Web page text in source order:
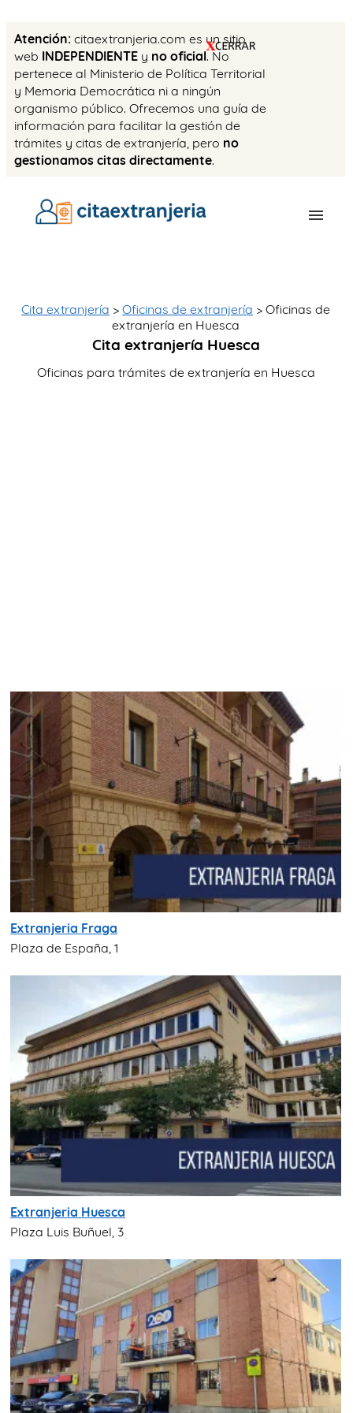
Atención: citaextranjeria.com es un sitio
web INDEPENDIENTE y no oficial. No
pertenece al Ministerio de Política Territorial
y Memoria Democrática ni a ningún
organismo público. Ofrecemos una guía de
información para facilitar la gestión de
trámites y citas de extranjería, pero no
gestionamos citas directamente.
Cita extranjería >Oficinas de extranjería > Oficinas de
extranjería en Huesca
Cita extranjería Huesca
Oficinas para trámites de extranjería en Huesca
Extranjeria Fraga
Plaza de España, 1
Extranjeria Huesca
Plaza Luis Buñuel, 3